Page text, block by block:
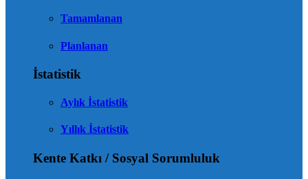
Tamamlanan
Planlanan
İstatistik
Aylık İstatistik
Yıllık İstatistik
Kente Katkı / Sosyal Sorumluluk